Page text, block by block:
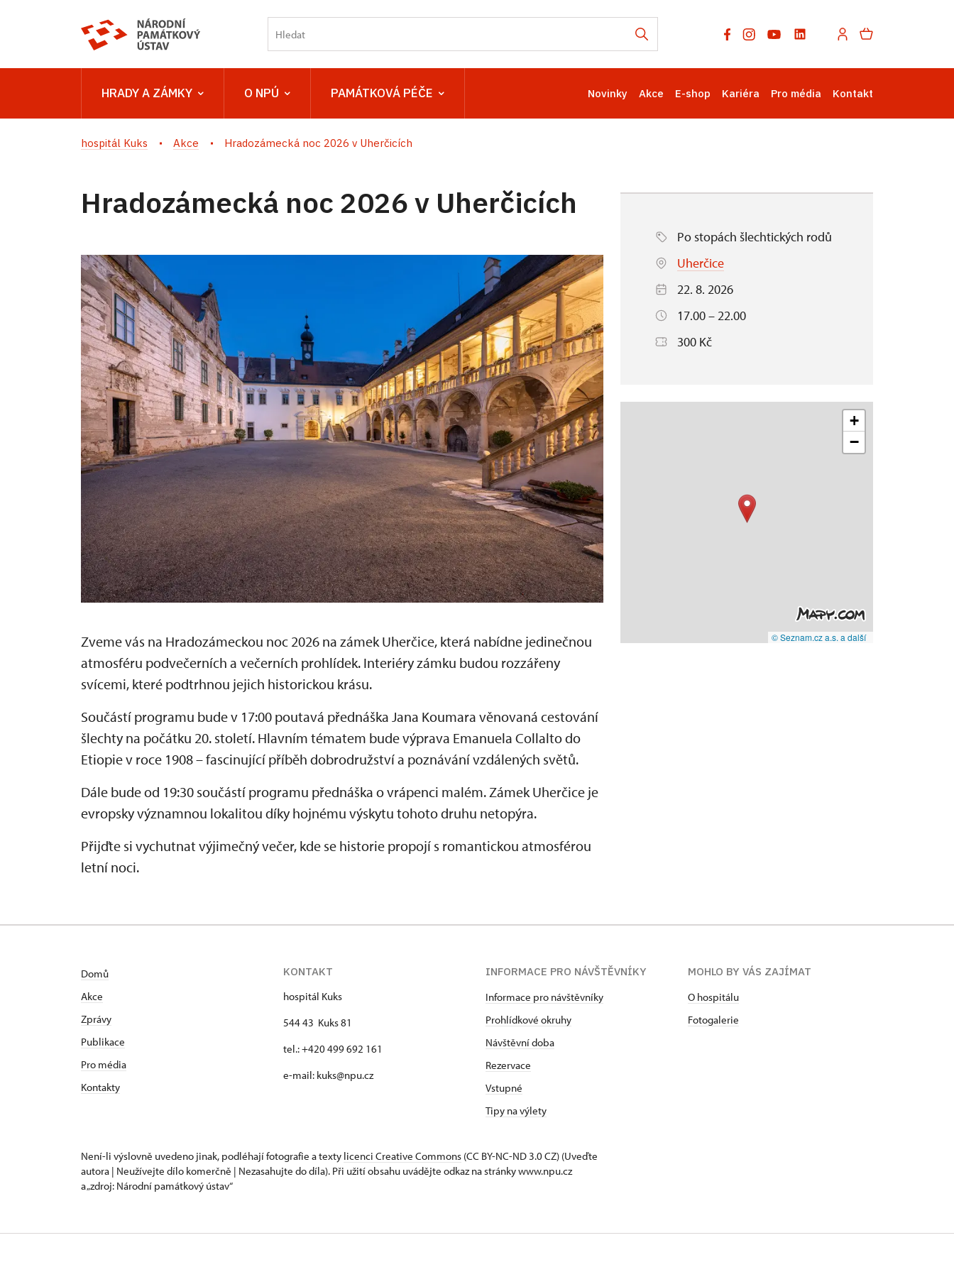
HRADY A ZÁMKY O NPÚ PAMÁTKOVÁ PÉČE Novinky Akce E-shop Kariéra Pro média Kontakt
hospitál Kuks Akce Hradozámecká noc 2026 v Uherčicích
Hradozámecká noc 2026 v Uherčicích
Zveme vás na Hradozámeckou noc 2026 na zámek Uherčice, která nabídne jedinečnou
atmosféru podvečerních a večerních prohlídek. Interiéry zámku budou rozzářeny
svícemi, které podtrhnou jejich historickou krásu.
Součástí programu bude v 17:00 poutavá přednáška Jana Koumara věnovaná cestování
šlechty na počátku 20. století. Hlavním tématem bude výprava Emanuela Collalto do
Etiopie v roce 1908 – fascinující příběh dobrodružství a poznávání vzdálených světů.
Dále bude od 19:30 součástí programu přednáška o vrápenci malém. Zámek Uherčice je
evropsky významnou lokalitou díky hojnému výskytu tohoto druhu netopýra.
Přijďte si vychutnat výjimečný večer, kde se historie propojí s romantickou atmosférou
letní noci.
Po stopách šlechtických rodů
Uherčice
22. 8. 2026
17.00 – 22.00
300 Kč
+
−
© Seznam.cz a.s. a další
Domů
Akce
Zprávy
Publikace
Pro média
Kontakty
KONTAKT
hospitál Kuks
544 43 Kuks 81
tel.: +420 499 692 161
e-mail: kuks@npu.cz
INFORMACE PRO NÁVŠTĚVNÍKY
Informace pro návštěvníky
Prohlídkové okruhy
Návštěvní doba
Rezervace
Vstupné
Tipy na výlety
MOHLO BY VÁS ZAJÍMAT
O hospitálu
Fotogalerie
Není-li výslovně uvedeno jinak, podléhají fotografie a texty licenci Creative Commons (CC BY-NC-ND 3.0 CZ) (Uveďte
autora | Neužívejte dílo komerčně | Nezasahujte do díla). Při užití obsahu uvádějte odkaz na stránky www.npu.cz
a „zdroj: Národní památkový ústav“